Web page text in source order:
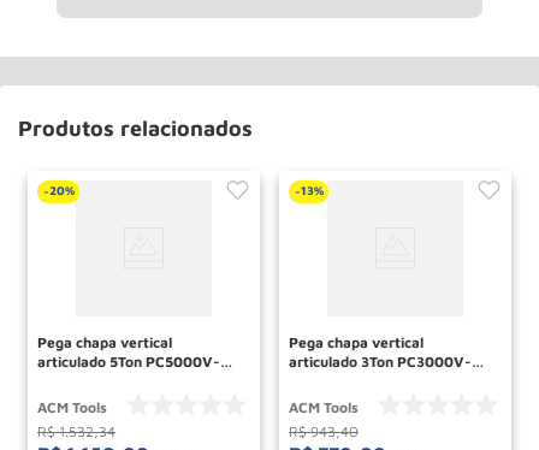
Produtos relacionados
-20%
Pega chapa vertical
articulado 5Ton PC5000V-A
ACM Tools
R$ 1.532,34
-13%
Pega chapa vertical
articulado 3Ton PC3000V-A
ACM Tools
R$ 943,40